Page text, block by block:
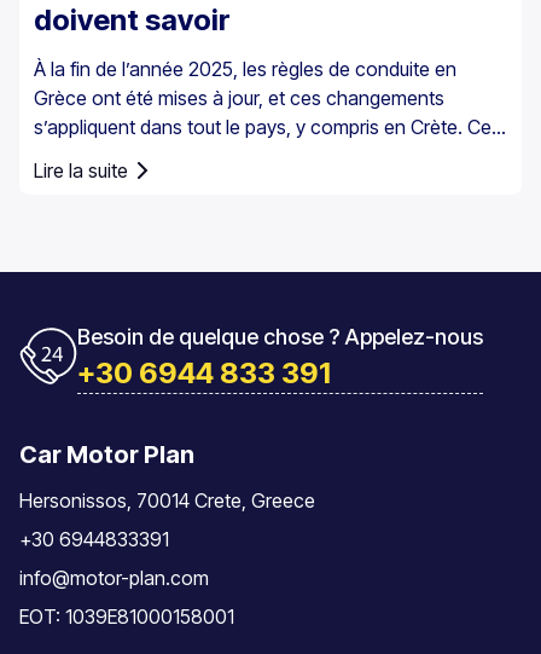
doivent savoir
À la fin de l’année 2025, les règles de conduite en
Grèce ont été mises à jour, et ces changements
s’appliquent dans tout le pays, y compris en Crète. Ces
notamment le contrôle de la vitesse et les
Lire la suite
Besoin de quelque chose ? Appelez-nous
+30 6944 833 391
Car Motor Plan
Hersonissos, 70014 Crete, Greece
+30 6944833391
info@motor-plan.com
EOT: 1039E81000158001